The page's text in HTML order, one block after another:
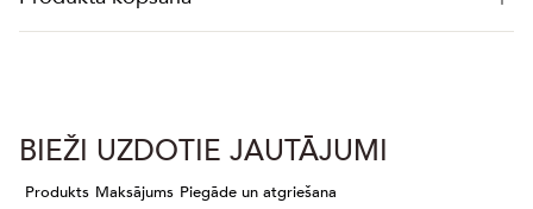
BIEŽI UZDOTIE JAUTĀJUMI
Produkts Maksājums Piegāde un atgriešana